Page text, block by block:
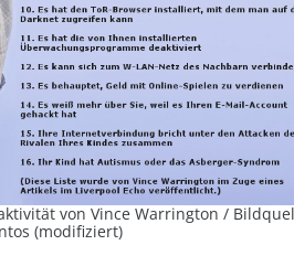
von Vince Warrington /
(modifiziert)